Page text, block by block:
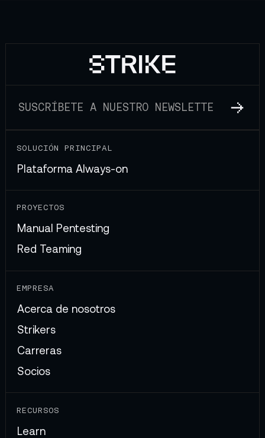
SOLUCIÓN PRINCIPAL
Plataforma Always-on
PROYECTOS
Manual Pentesting
Red Teaming
EMPRESA
Acerca de nosotros
Strikers
Carreras
Socios
RECURSOS
Learn